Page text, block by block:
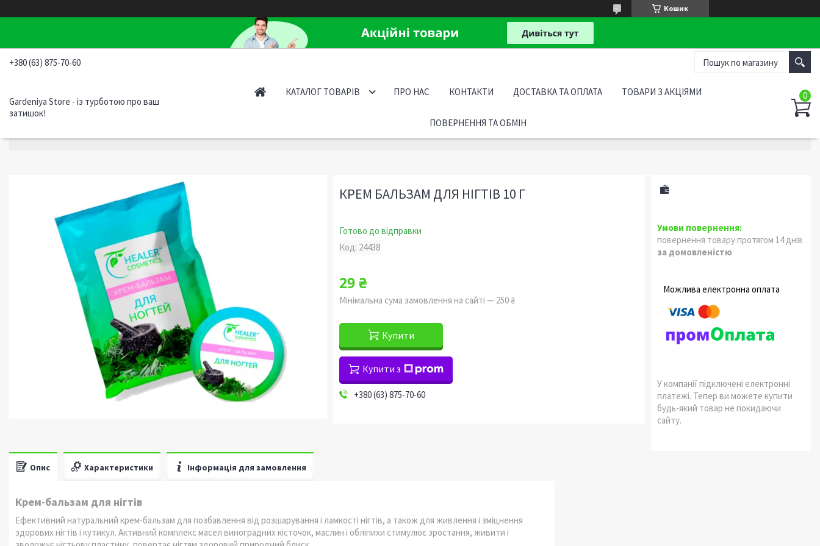
Кошик
+380 (63) 875-70-60
Gardeniya Store - із турботою про ваш
затишок!
КАТАЛОГ ТОВАРІВ ПРО НАС КОНТАКТИ ДОСТАВКА ТА ОПЛАТА ТОВАРИ З АКЦІЯМИ
ПОВЕРНЕННЯ ТА ОБМІН
КРЕМ БАЛЬЗАМ ДЛЯ НІГТІВ 10 Г
Готово до відправки
Код: 24438
29 ₴
Мінімальна сума замовлення на сайті — 250 ₴
Купити
Купити з
+380 (63) 875-70-60
повернення товару протягом 14 днів
за домовленістю
У компанії підключені електронні
платежі. Тепер ви можете купити
будь-який товар не покидаючи
сайту.
Опис Характеристики Інформація для замовлення
Крем-бальзам для нігтів
Ефективний натуральний крем-бальзам для позбавлення від розшарування і ламкості нігтів, а також для живлення і зміцнення
здорових нігтів і кутикул. Активний комплекс масел виноградних кісточок, маслин і обліпихи стимулює зростання, живити і